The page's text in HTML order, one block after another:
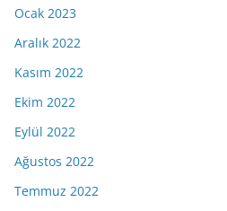
Ocak 2023
Aralık 2022
Kasım 2022
Ekim 2022
Eylül 2022
Ağustos 2022
Temmuz 2022